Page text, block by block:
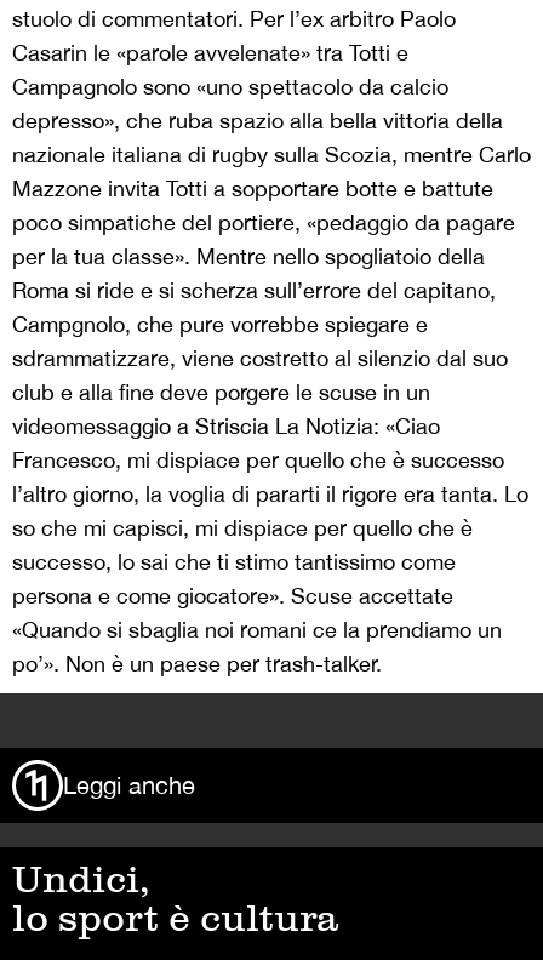
stuolo di commentatori. Per l’ex arbitro Paolo
Casarin le «parole avvelenate» tra Totti e
Campagnolo sono «uno spettacolo da calcio
depresso», che ruba spazio alla bella vittoria della
nazionale italiana di rugby sulla Scozia, mentre Carlo
Mazzone invita Totti a sopportare botte e battute
poco simpatiche del portiere, «pedaggio da pagare
per la tua classe». Mentre nello spogliatoio della
Roma si ride e si scherza sull’errore del capitano,
Campgnolo, che pure vorrebbe spiegare e
sdrammatizzare, viene costretto al silenzio dal suo
club e alla fine deve porgere le scuse in un
videomessaggio a Striscia La Notizia: «Ciao
Francesco, mi dispiace per quello che è successo
l’altro giorno, la voglia di pararti il rigore era tanta. Lo
so che mi capisci, mi dispiace per quello che è
successo, lo sai che ti stimo tantissimo come
persona e come giocatore». Scuse accettate
«Quando si sbaglia noi romani ce la prendiamo un
po’». Non è un paese per trash-talker.
Leggi anche
Undici,
lo sport è cultura